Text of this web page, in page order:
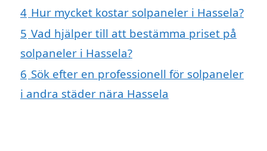
4 Hur mycket kostar solpaneler i Hassela?
5 Vad hjälper till att bestämma priset på
solpaneler i Hassela?
6 Sök efter en professionell för solpaneler
i andra städer nära Hassela